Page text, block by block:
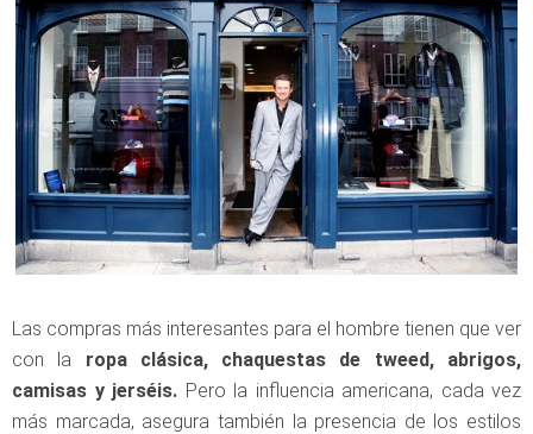
Las compras más interesantes para el hombre tienen que ver
con la ropa clásica, chaquestas de tweed, abrigos,
camisas y jerséis. Pero la influencia americana, cada vez
más marcada, asegura también la presencia de los estilos